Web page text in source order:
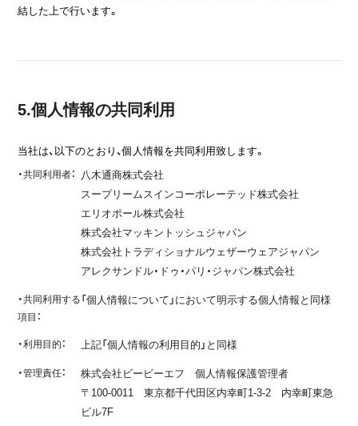
結した上で行います。
5.個人情報の共同利用
当社は、以下のとおり、個人情報を共同利用致します。
・共同利用者： 八木通商株式会社
スープリームスインコーポレーテッド株式会社
エリオポール株式会社
株式会社マッキントッシュジャパン
株式会社トラディショナルウェザーウェアジャパン
アレクサンドル・ドゥ・パリ・ジャパン株式会社
・共同利用する
項目：
「個人情報について」において明示する個人情報と同様
・利用目的： 上記「個人情報の利用目的」と同様
・管理責任：
株式会社ビービーエフ 個人情報保護管理者
〒100-0011 東京都千代田区内幸町1-3-2 内幸町東急
ビル7F